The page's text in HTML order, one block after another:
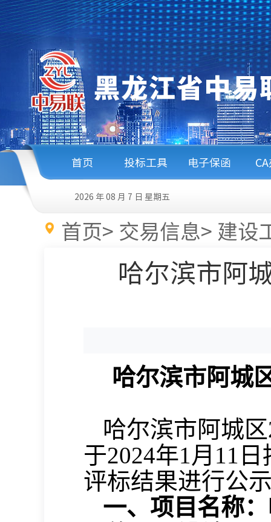
首页 投标工具 电子保函
2026 年 08 月 7 日 星期五
首页> 交易信息> 建设
哈尔滨市阿
哈尔滨市阿城
哈尔滨市阿城区
于2024年1月 11
评标结果进行公
一、项目名称：